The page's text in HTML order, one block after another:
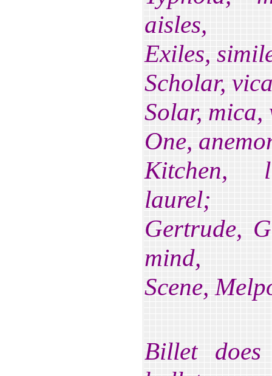
aisles,
Exiles,
Scholar,
Solar,
One,
Kitchen,
laurel;
Gertrude,
mind,
Scene,
Billet